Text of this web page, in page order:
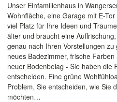
Unser Einfamilienhaus in
Wohnfläche, eine Garage mit E-
viel Platz für Ihre Ideen und
älter und braucht eine
genau nach Ihren Vorstellungen
neues Badezimmer, frische
neuer Bodenbelag - Sie haben die
entscheiden. Eine grüne
Problem, Sie entscheiden, wie Sie
möchten…